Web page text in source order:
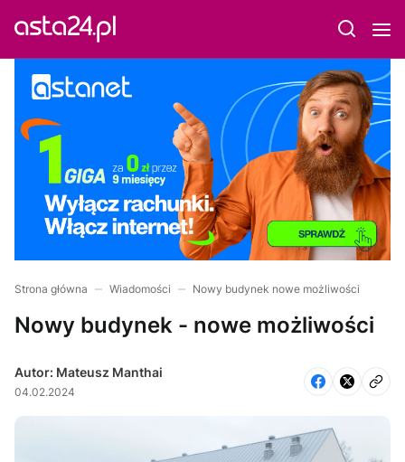
Strona główna Wiadomości Nowy budynek nowe możliwości
Nowy budynek - nowe możliwości
Autor: Mateusz Manthai
04.02.2024